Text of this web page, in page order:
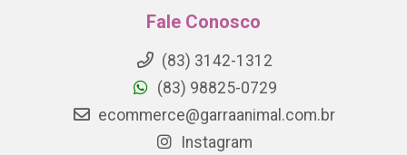
Fale Conosco
(83) 3142-1312
(83) 98825-0729
ecommerce@garraanimal.com.br
Instagram